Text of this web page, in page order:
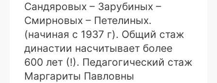
Сандяровых – Зарубиных –
Смирновых – Петелиных.
(начиная с 1937 г). Общий стаж
династии насчитывает более
600 лет (!). Педагогический стаж
Маргариты Павловны